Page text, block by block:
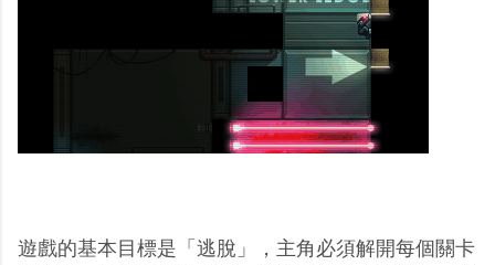
遊戲的基本目標是「逃脫」，主角必須解開每個關卡